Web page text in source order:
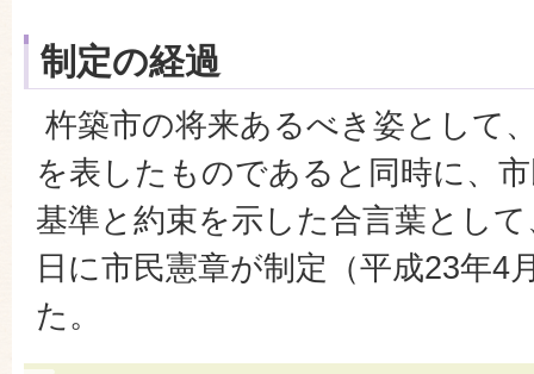
制定の経過
杵築市の将来あるべき姿として
を表したものであると同時に、
基準と約束を示した合言葉とし
日に市民憲章が制定（平成23年4
た。